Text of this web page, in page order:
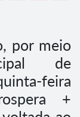
por meio
de
feira
+